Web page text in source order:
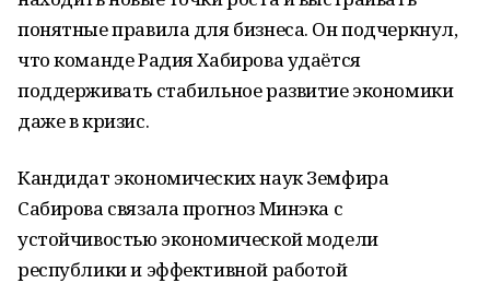
понятные правила для бизнеса. Он подчеркнул,
что команде Радия Хабирова удаётся
поддерживать стабильное развитие экономики
даже в кризис.
Кандидат экономических наук Земфира
Сабирова связала прогноз Минэка с
устойчивостью экономической модели
республики и эффективной работой